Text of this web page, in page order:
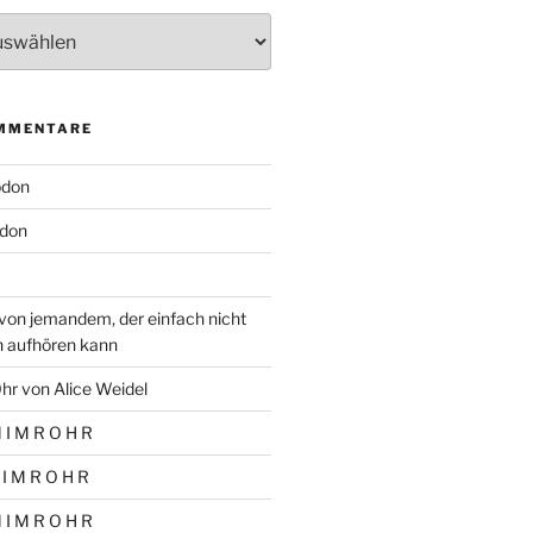
jemandem, der einfach nicht
aufhören kann
von Alice Weidel
I M R O H R
M R O H R
I M R O H R